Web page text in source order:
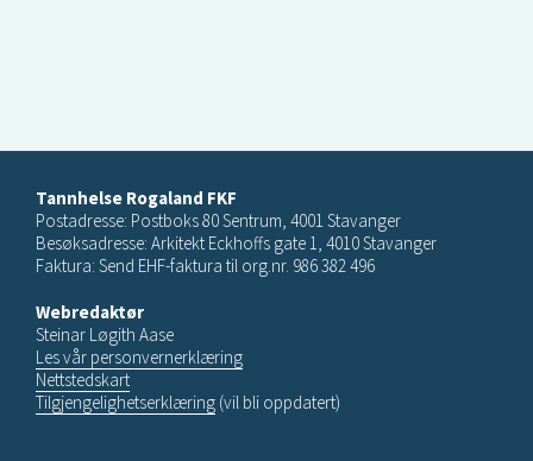
Tannhelse Rogaland FKF
Postadresse: Postboks 80 Sentrum, 4001 Stavanger
Besøksadresse: Arkitekt Eckhoffs gate 1, 4010 Stavanger
Faktura: Send EHF-faktura til org.nr. 986 382 496
Webredaktør
Steinar Løgith Aase
Les vår personvernerklæring
Nettstedskart
Tilgjengelighetserklæring (vil bli oppdatert)